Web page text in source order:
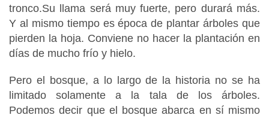
tronco.Su llama será muy fuerte, pero durará más.
Y al mismo tiempo es época de plantar árboles que
pierden la hoja. Conviene no hacer la plantación en
días de mucho frío y hielo.
Pero el bosque, a lo largo de la historia no se ha
limitado solamente a la tala de los árboles.
Podemos decir que el bosque abarca en sí mismo